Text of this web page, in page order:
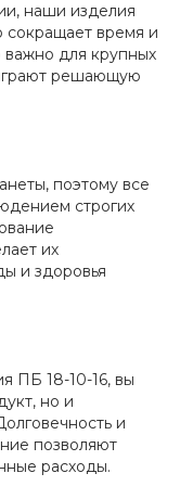
наши изделия
сокращает время и
важно для крупных
решающую
поэтому все
строгих
их
и здоровья
ПБ 18-10-16, вы
но и
и
позволяют
расходы.